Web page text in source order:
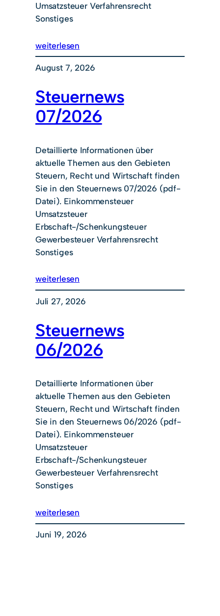
Umsatzsteuer Verfahrensrecht
Sonstiges
weiterlesen
August 7, 2026
Steuernews
07/2026
Detaillierte Informationen über
aktuelle Themen aus den Gebieten
Steuern, Recht und Wirtschaft finden
Sie in den Steuernews 07/2026 (pdf-
Datei). Einkommensteuer
Umsatzsteuer
Erbschaft-/Schenkungsteuer
Gewerbesteuer Verfahrensrecht
Sonstiges
weiterlesen
Juli 27, 2026
Steuernews
06/2026
Detaillierte Informationen über
aktuelle Themen aus den Gebieten
Steuern, Recht und Wirtschaft finden
Sie in den Steuernews 06/2026 (pdf-
Datei). Einkommensteuer
Umsatzsteuer
Erbschaft-/Schenkungsteuer
Gewerbesteuer Verfahrensrecht
Sonstiges
weiterlesen
Juni 19, 2026